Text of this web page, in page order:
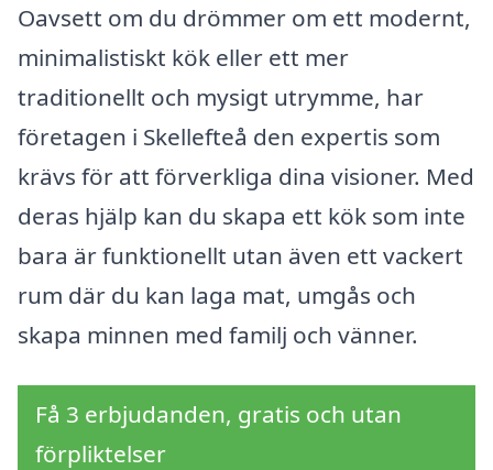
Oavsett om du drömmer om ett modernt,
minimalistiskt kök eller ett mer
traditionellt och mysigt utrymme, har
företagen i Skellefteå den expertis som
krävs för att förverkliga dina visioner. Med
deras hjälp kan du skapa ett kök som inte
bara är funktionellt utan även ett vackert
rum där du kan laga mat, umgås och
skapa minnen med familj och vänner.
Få 3 erbjudanden, gratis och utan
förpliktelser